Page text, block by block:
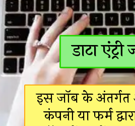
डाटा एंट्री
इस जॉब के
कंपनी या फर्म